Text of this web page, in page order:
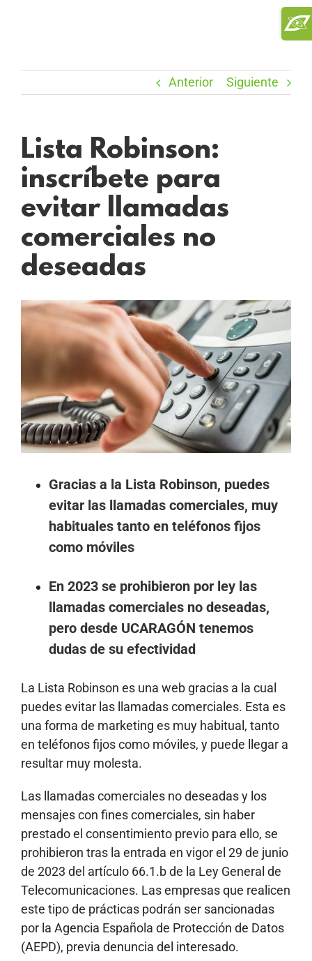
Anterior Siguiente
Lista Robinson:
inscríbete para
evitar llamadas
comerciales no
deseadas
Ver
imagen
más
Gracias a la Lista Robinson, puedes
evitar las llamadas comerciales, muy
habituales tanto en teléfonos fijos
como móviles
En 2023 se prohibieron por ley las
llamadas comerciales no deseadas,
pero desde UCARAGÓN tenemos
dudas de su efectividad
La Lista Robinson es una web gracias a la cual
puedes evitar las llamadas comerciales. Esta es
una forma de marketing es muy habitual, tanto
en teléfonos fijos como móviles, y puede llegar a
resultar muy molesta.
Las llamadas comerciales no deseadas y los
mensajes con fines comerciales, sin haber
prestado el consentimiento previo para ello, se
prohibieron tras la entrada en vigor el 29 de junio
de 2023 del artículo 66.1.b de la Ley General de
Telecomunicaciones. Las empresas que realicen
este tipo de prácticas podrán ser sancionadas
por la Agencia Española de Protección de Datos
(AEPD), previa denuncia del interesado.
Area